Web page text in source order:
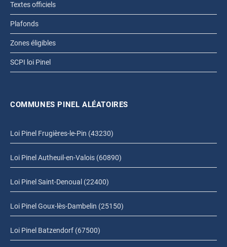
Textes officiels
Plafonds
Zones éligibles
SCPI loi Pinel
COMMUNES PINEL ALÉATOIRES
Loi Pinel Frugières-le-Pin (43230)
Loi Pinel Autheuil-en-Valois (60890)
Loi Pinel Saint-Denoual (22400)
Loi Pinel Goux-lès-Dambelin (25150)
Loi Pinel Batzendorf (67500)